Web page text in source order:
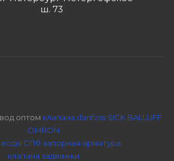
ш. 73
оптом клапана danfoss SICK BALLUFF
OMRON
воды СПб запорная арматура
клапана задвижки